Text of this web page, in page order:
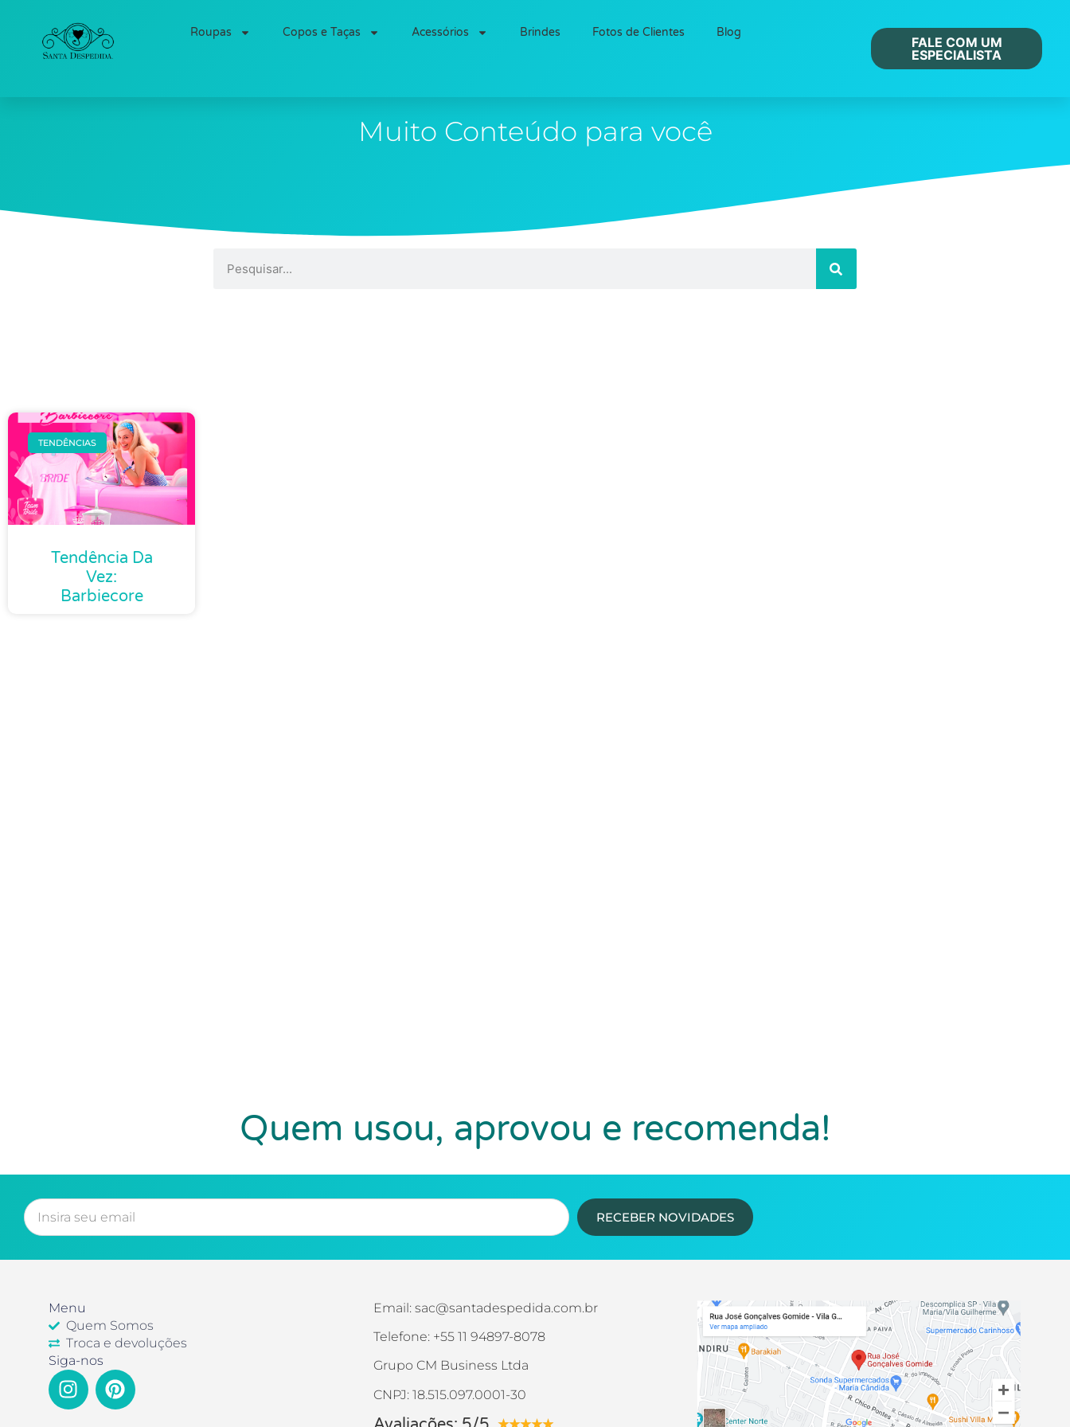
Roupas Copos e Taças Acessórios Brindes Fotos de Clientes Blog
FALE COM UM
ESPECIALISTA
Muito Conteúdo para você
TENDÊNCIAS
Tendência Da
Vez:
Barbiecore
Quem usou, aprovou e recomenda!
RECEBER NOVIDADES
Menu
Quem Somos
Troca e devoluções
Siga-nos
Email: sac@santadespedida.com.br
Telefone: +55 11 94897-8078
Grupo CM Business Ltda
CNPJ: 18.515.097.0001-30